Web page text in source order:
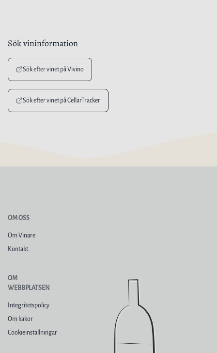
Sök vininformation
Sök efter vinet på Vivino
Sök efter vinet på CellarTracker
OM OSS
Om Vinare
Kontakt
OM
WEBBPLATSEN
Integritetspolicy
Om kakor
Cookieinställningar